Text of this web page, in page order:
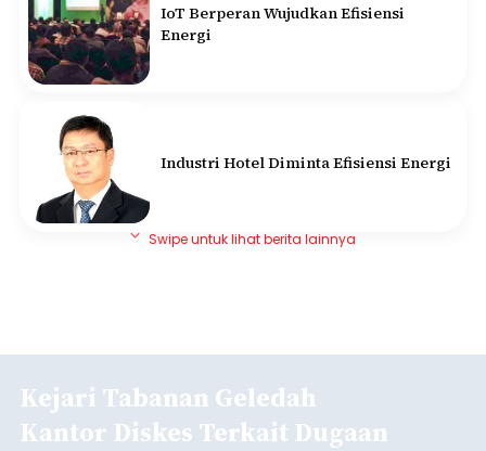
IoT Berperan Wujudkan Efisiensi
Energi
Industri Hotel Diminta Efisiensi Energi
Swipe untuk lihat berita lainnya
Kejari Tabanan Geledah
Kantor Diskes Terkait Dugaan